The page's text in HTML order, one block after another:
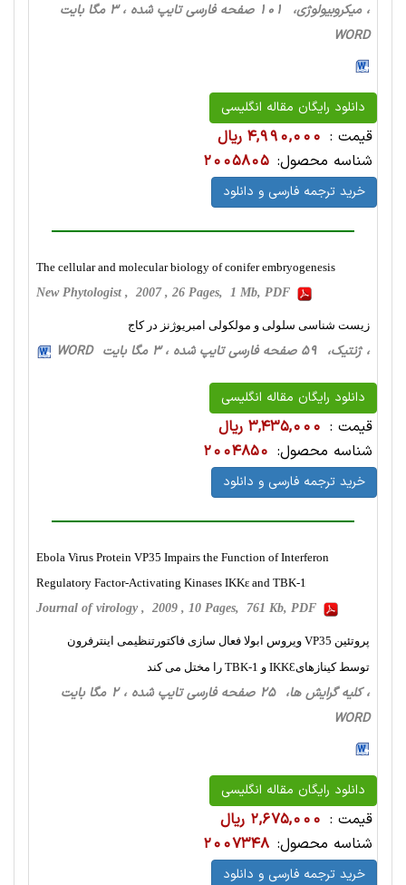
، میکروبیولوژی، 101 صفحه فارسی تایپ شده ، 3 مگا بایت
WORD
دانلود رایگان مقاله انگلیسی
قیمت : 4,990,000 ریال
شناسه محصول: 2005805
خرید ترجمه فارسی و دانلود
The cellular and molecular biology of conifer embryogenesis
New Phytologist , 2007 , 26 Pages, 1 Mb, PDF
زیست شناسی سلولی و مولکولی امبریوژنز در کاج
، ژنتیک، 59 صفحه فارسی تایپ شده ، 3 مگا بایت WORD
دانلود رایگان مقاله انگلیسی
قیمت : 3,435,000 ریال
شناسه محصول: 2004850
خرید ترجمه فارسی و دانلود
Ebola Virus Protein VP35 Impairs the Function of Interferon
Regulatory Factor-Activating Kinases IKKε and TBK-1
Journal of virology , 2009 , 10 Pages, 761 Kb, PDF
پروتئین VP35 ویروس ابولا فعال سازی فاکتورتنظیمی اینترفرون
توسط کینازهایIKKƐ و TBK-1 را مختل می کند
، کلیه گرایش ها، 25 صفحه فارسی تایپ شده ، 2 مگا بایت
WORD
دانلود رایگان مقاله انگلیسی
قیمت : 2,675,000 ریال
شناسه محصول: 2007348
خرید ترجمه فارسی و دانلود